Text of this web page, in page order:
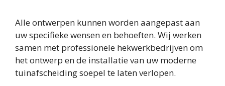
Alle ontwerpen kunnen worden aangepast aan
uw specifieke wensen en behoeften. Wij werken
samen met professionele hekwerkbedrijven om
het ontwerp en de installatie van uw moderne
tuinafscheiding soepel te laten verlopen.